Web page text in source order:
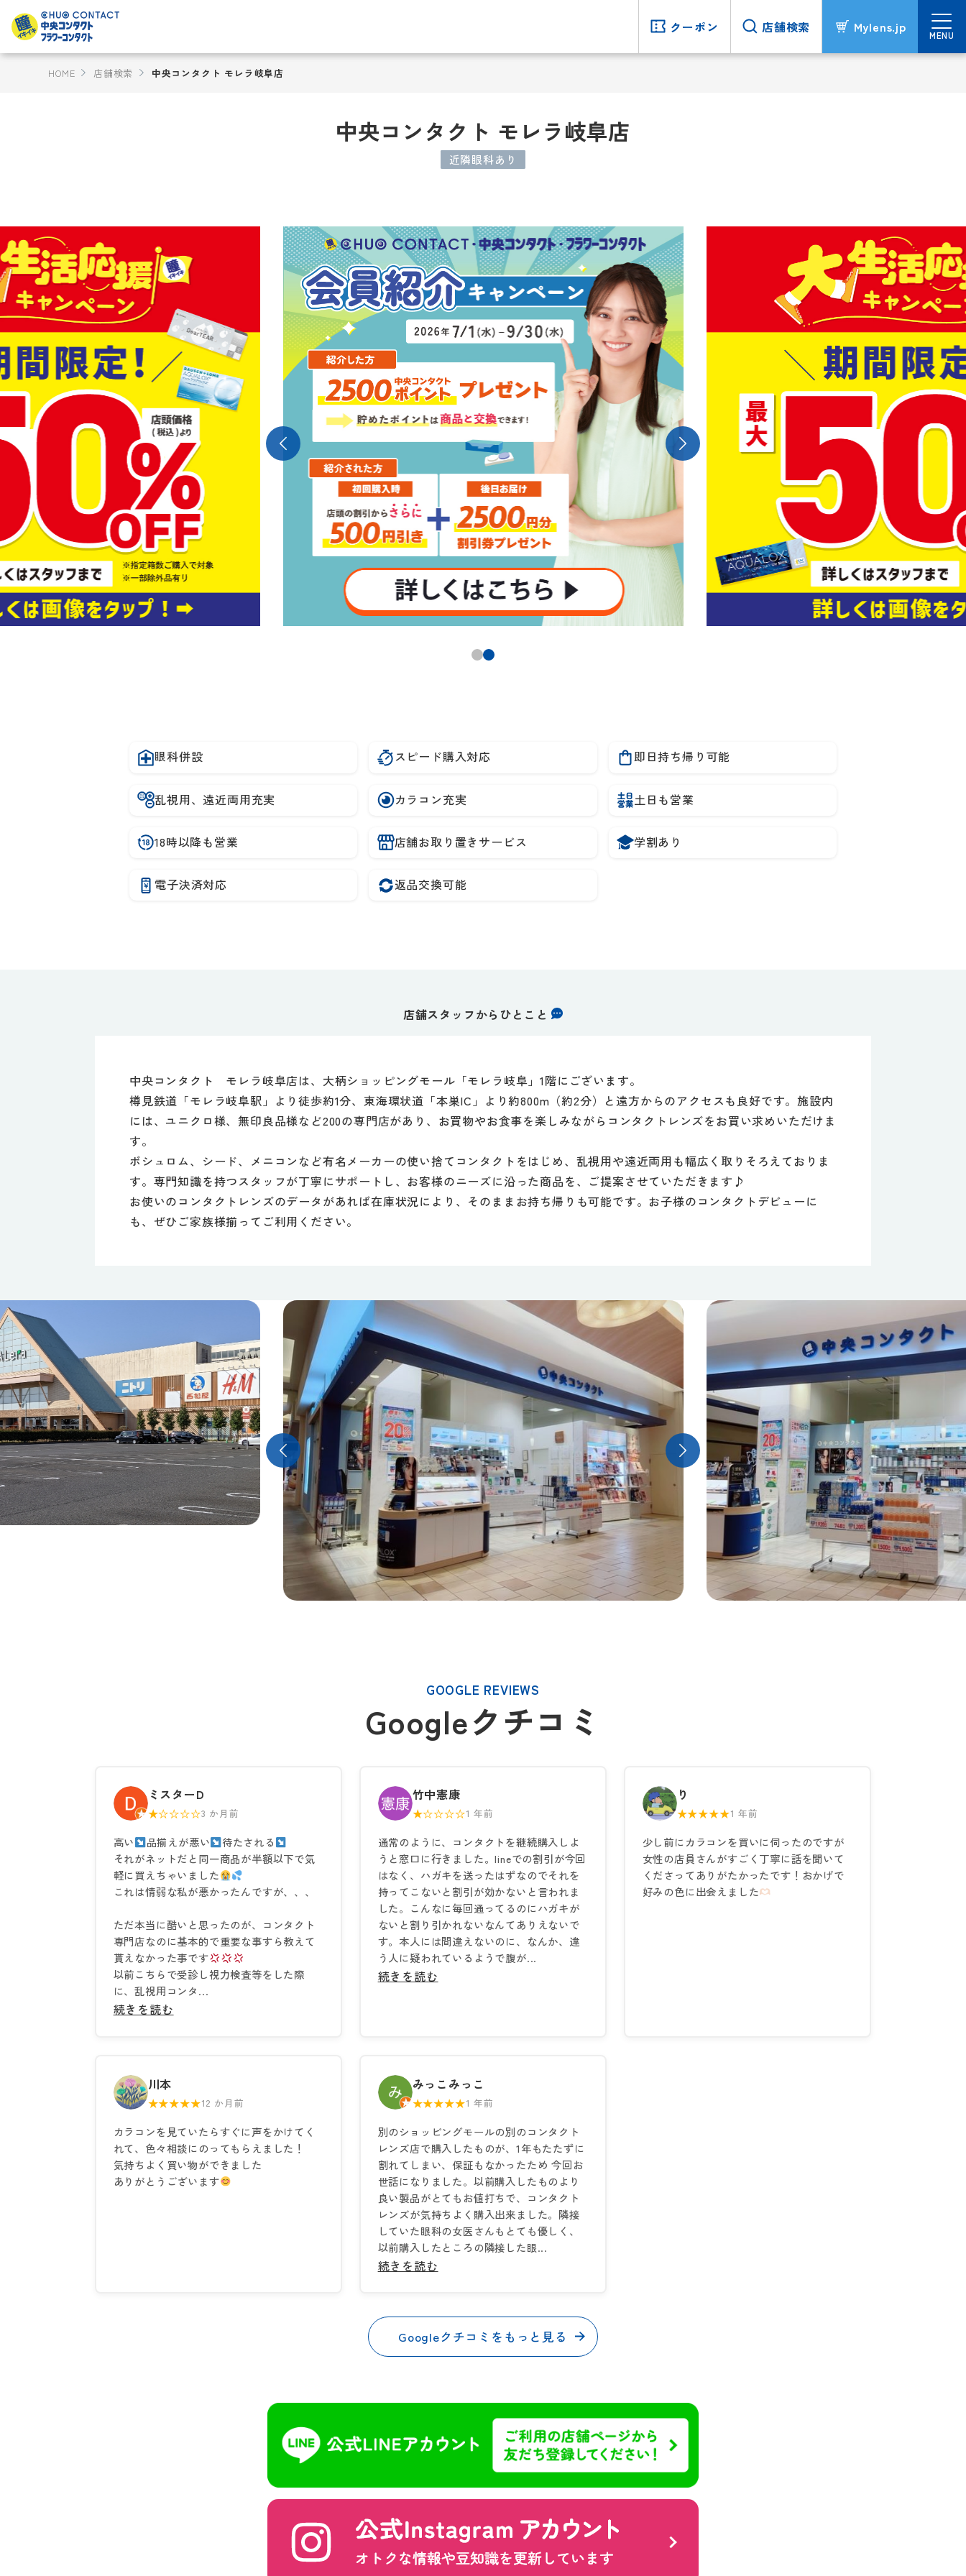
クーポン 店舗検索 Mylens.jp
MENU
HOME 店舗検索 中央コンタクト モレラ岐阜店
中央コンタクト モレラ岐阜店
近隣眼科あり
眼科併設 スピード購入対応 即日持ち帰り可能
乱視用、遠近両用充実 カラコン充実 土日も営業
18時以降も営業 店舗お取り置きサービス 学割あり
電子決済対応 返品交換可能
店舗スタッフからひとこと
中央コンタクト モレラ岐阜店は、大柄ショッピングモール「モレラ岐阜」1階にございます。
樽見鉄道「モレラ岐阜駅」より徒歩約1分、東海環状道「本巣IC」より約800m（約2分）と遠方からのアクセスも良好です。施設内
には、ユニクロ様、無印良品様など200の専門店があり、お買物やお食事を楽しみながらコンタクトレンズをお買い求めいただけま
す。
ボシュロム、シード、メニコンなど有名メーカーの使い捨てコンタクトをはじめ、乱視用や遠近両用も幅広く取りそろえておりま
す。専門知識を持つスタッフが丁寧にサポートし、お客様のニーズに沿った商品を、ご提案させていただきます♪
お使いのコンタクトレンズのデータがあれば在庫状況により、そのままお持ち帰りも可能です。お子様のコンタクトデビューに
も、ぜひご家族様揃ってご利用ください。
GOOGLE REVIEWS
Googleクチコミ
ミスターD
★☆☆☆☆3 か月前
高い 品揃えが悪い
待たされる
それがネットだと同一商品が半額以下で気
軽に買えちゃいました
これは情弱な私が悪かったんですが、、、
ただ本当に酷いと思ったのが、コンタクト
専門店なのに基本的で重要な事すら教えて
貰えなかった事です
以前こちらで受診し視力検査等をした際
に、乱視用コンタ...
続きを読む
竹中憲康
★☆☆☆☆1 年前
通常のように、コンタクトを継続購入しよ
うと窓口に行きました。lineでの割引が今回
はなく、ハガキを送ったはずなのでそれを
持ってこないと割引が効かないと言われま
した。こんなに毎回通ってるのにハガキが
ないと割り引かれないなんてありえないで
す。本人には間違えないのに、なんか、違
う人に疑われているようで腹が...
続きを読む
り
★★★★★1 年前
少し前にカラコンを買いに伺ったのですが
女性の店員さんがすごく丁寧に話を聞いて
くださってありがたかったです！おかげで
好みの色に出会えました
川本
★★★★★12 か月前
カラコンを見ていたらすぐに声をかけてく
れて、色々相談にのってもらえました！
気持ちよく買い物ができました
ありがとうございます
みっこみっこ
★★★★★1 年前
別のショッピングモールの別のコンタクト
レンズ店で購入したものが、1年もたたずに
割れてしまい、保証もなかったため 今回お
世話になりました。以前購入したものより
良い製品がとてもお値打ちで、コンタクト
レンズが気持ちよく購入出来ました。隣接
していた眼科の女医さんもとても優しく、
以前購入したところの隣接した眼...
続きを読む
Googleクチコミをもっと見る
クーポン 店舗検索 Mylens.jp
MENU